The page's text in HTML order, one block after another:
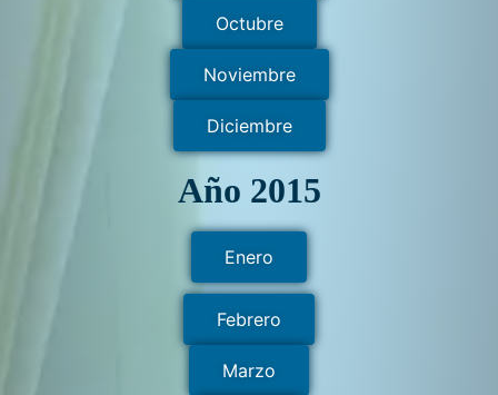
Octubre
Noviembre
Diciembre
Año 2015
Enero
Febrero
Marzo